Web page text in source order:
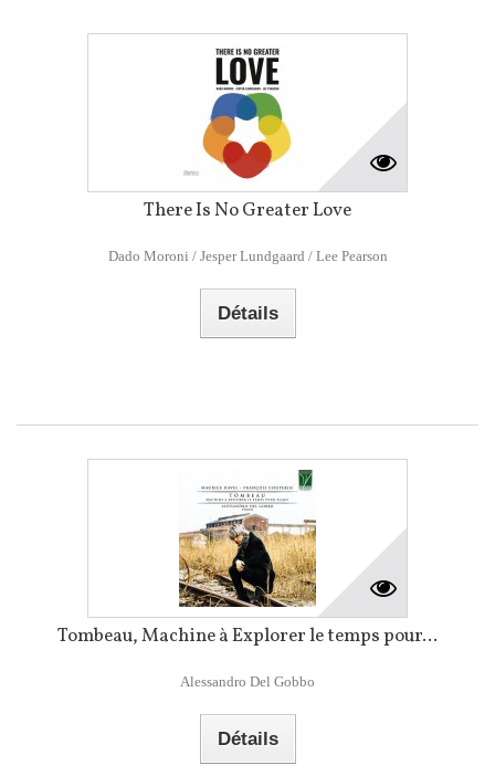
There Is No Greater Love
Dado Moroni / Jesper Lundgaard / Lee Pearson
Détails
Tombeau, Machine à Explorer le temps pour...
Alessandro Del Gobbo
Détails